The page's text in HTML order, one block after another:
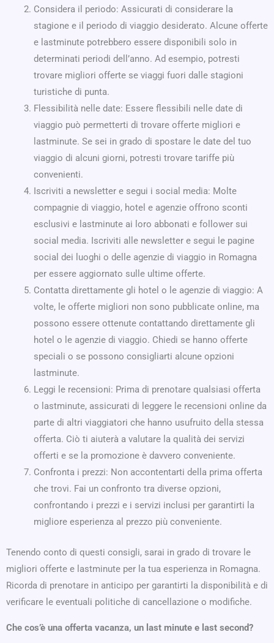
Considera il periodo: Assicurati di considerare la
stagione e il periodo di viaggio desiderato. Alcune offerte
e lastminute potrebbero essere disponibili solo in
determinati periodi dell’anno. Ad esempio, potresti
trovare migliori offerte se viaggi fuori dalle stagioni
turistiche di punta.
Flessibilità nelle date: Essere flessibili nelle date di
viaggio può permetterti di trovare offerte migliori e
lastminute. Se sei in grado di spostare le date del tuo
viaggio di alcuni giorni, potresti trovare tariffe più
convenienti.
Iscriviti a newsletter e segui i social media: Molte
compagnie di viaggio, hotel e agenzie offrono sconti
esclusivi e lastminute ai loro abbonati e follower sui
social media. Iscriviti alle newsletter e segui le pagine
social dei luoghi o delle agenzie di viaggio in Romagna
per essere aggiornato sulle ultime offerte.
Contatta direttamente gli hotel o le agenzie di viaggio: A
volte, le offerte migliori non sono pubblicate online, ma
possono essere ottenute contattando direttamente gli
hotel o le agenzie di viaggio. Chiedi se hanno offerte
speciali o se possono consigliarti alcune opzioni
lastminute.
Leggi le recensioni: Prima di prenotare qualsiasi offerta
o lastminute, assicurati di leggere le recensioni online da
parte di altri viaggiatori che hanno usufruito della stessa
offerta. Ciò ti aiuterà a valutare la qualità dei servizi
offerti e se la promozione è davvero conveniente.
Confronta i prezzi: Non accontentarti della prima offerta
che trovi. Fai un confronto tra diverse opzioni,
confrontando i prezzi e i servizi inclusi per garantirti la
migliore esperienza al prezzo più conveniente.
Tenendo conto di questi consigli, sarai in grado di trovare le
migliori offerte e lastminute per la tua esperienza in Romagna.
Ricorda di prenotare in anticipo per garantirti la disponibilità e di
verificare le eventuali politiche di cancellazione o modifiche.
Che cos’è una offerta vacanza, un last minute e last second?